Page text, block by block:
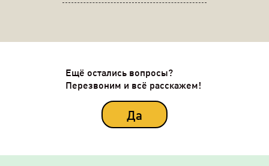
Ещё остались вопросы?
Перезвоним и всё расскажем!
Да